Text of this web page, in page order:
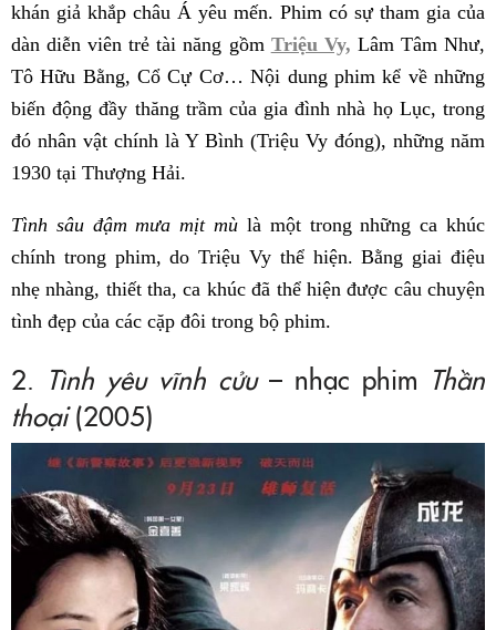
khán giả khắp châu Á yêu mến. Phim có sự tham gia của
dàn diễn viên trẻ tài năng gồm Triệu Vy, Lâm Tâm Như,
Tô Hữu Bằng, Cổ Cự Cơ… Nội dung phim kể về những
biến động đầy thăng trầm của gia đình nhà họ Lục, trong
đó nhân vật chính là Y Bình (Triệu Vy đóng), những năm
1930 tại Thượng Hải.
Tình sâu đậm mưa mịt mù là một trong những ca khúc
chính trong phim, do Triệu Vy thể hiện. Bằng giai điệu
nhẹ nhàng, thiết tha, ca khúc đã thể hiện được câu chuyện
tình đẹp của các cặp đôi trong bộ phim.
2. Tình yêu vĩnh cửu– nhạc phim Thần
thoại(2005)